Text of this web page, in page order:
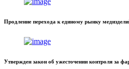
Продление перехода к единому рынку
Утвержден закон об ужесточении контроля за